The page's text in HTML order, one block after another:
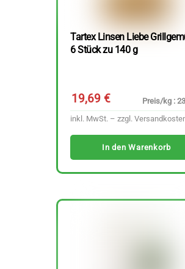
Tartex Linsen Liebe
6 Stück zu 140 g
19,69€
Preis/kg :
inkl. MwSt. – zzgl.
In den Warenkorb